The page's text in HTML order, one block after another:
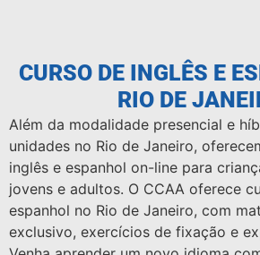
CURSO DE INGLÊS E
RIO DE
Além da modalidade presencial e
unidades no Rio de Janeiro,
inglês e espanhol on-line para
jovens e adultos. O CCAA oferece
espanhol no Rio de Janeiro, com
exclusivo, exercícios de fixação e